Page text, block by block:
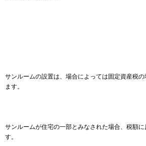
サンルームの設置は、場合によっては固定資産税
ます。
サンルームが住宅の一部とみなされた場合、税額
す。